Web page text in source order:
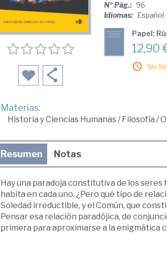
Nº Pág.: 96
Idiomas: Español
Papel:
12,90
Sin
Materias:
Historia y Ciencias Humanas/ Filosofía /
Resumen Notas
Hay una paradoja constitutiva de los seres
habita en cada uno. ¿Pero qué tipo de
Soledad irreductible, y el Común, que
Pensar esa relación paradójica, de
primera para aproximarse a la enigmática